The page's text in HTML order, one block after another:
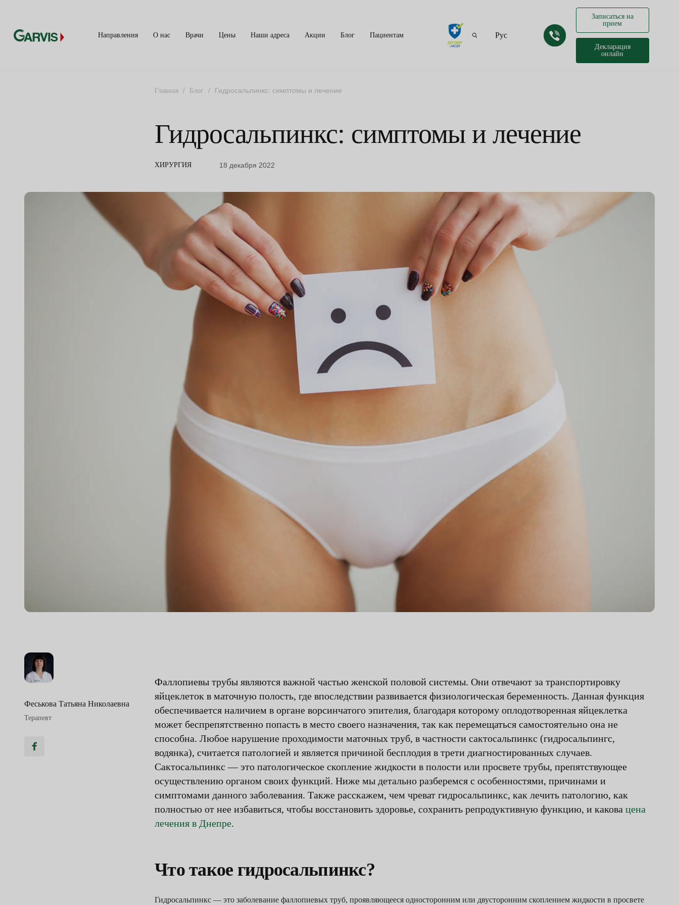
Направления О нас Врачи Цены Наши адреса Акции Блог Пациентам Рус
Записаться на
прием
Декларация
онлайн
Главная / Блог / Гидросальпинкс: симптомы и лечение
Гидросальпинкс: симптомы и лечение
ХИРУРГИЯ 18 декабря 2022
Феськова Татьяна Николаевна
Терапевт
Фаллопиевы трубы являются важной частью женской половой системы. Они отвечают за транспортировку
яйцеклеток в маточную полость, где впоследствии развивается физиологическая беременность. Данная функция
обеспечивается наличием в органе ворсинчатого эпителия, благодаря которому оплодотворенная яйцеклетка
может беспрепятственно попасть в место своего назначения, так как перемещаться самостоятельно она не
способна. Любое нарушение проходимости маточных труб, в частности сактосальпинкс (гидросальпингс,
водянка), считается патологией и является причиной бесплодия в трети диагностированных случаев.
Сактосальпинкс — это патологическое скопление жидкости в полости или просвете трубы, препятствующее
осуществлению органом своих функций. Ниже мы детально разберемся с особенностями, причинами и
симптомами данного заболевания. Также расскажем, чем чреват гидросальпинкс, как лечить патологию, как
полностью от нее избавиться, чтобы восстановить здоровье, сохранить репродуктивную функцию, и какова цена
лечения в Днепре.
Что такое гидросальпинкс?
Гидросальпинкс — это заболевание фаллопиевых труб, проявляющееся односторонним или двусторонним скоплением жидкости в просвете